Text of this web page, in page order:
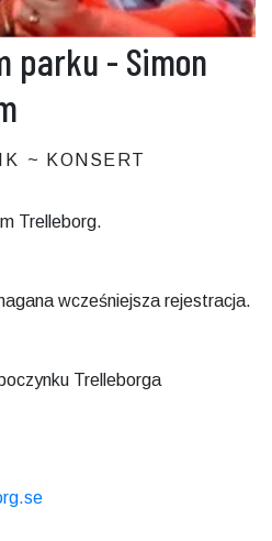
parku - Simon
KONSERT
Trelleborg.
wcześniejsza rejestracja.
Trelleborga